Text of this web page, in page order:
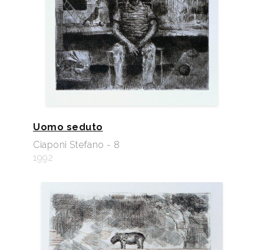
Uomo seduto
Ciaponi Stefano - 8
1992